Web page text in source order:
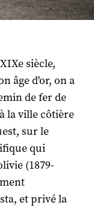
siècle,
âge d'or, on a
de fer de
la ville côtière
sur le
qui
(1879-
et privé la